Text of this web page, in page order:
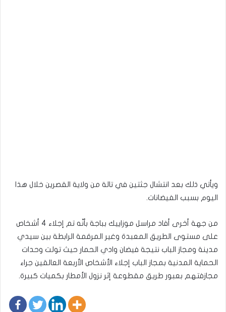
ويأتي ذلك بعد انتشال جثتين في تالة من ولاية القصرين خلال هذا
اليوم بسبب الفيضانات.
من جهة أخرى أفاد مراسل موزاييك بباجة بأنّه تم إجلاء 4 أشخاص
على مستوى الطريق المعبدة وغير المرقمة الرابطة بين سيدي
مدينة ومجاز الباب نتيجة فيضان وادي الحمار حيث تولت وحدات
الحماية المدنية بمجاز الباب إجلاء الأشخاص الأربعة العالقين جراء
مجازفتهم بعبور طريق مقطوعة إثر نزول الأمطار بكميات كبيرة.